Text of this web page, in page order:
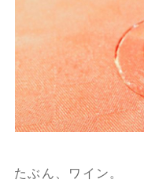
たぶん、ワイン。